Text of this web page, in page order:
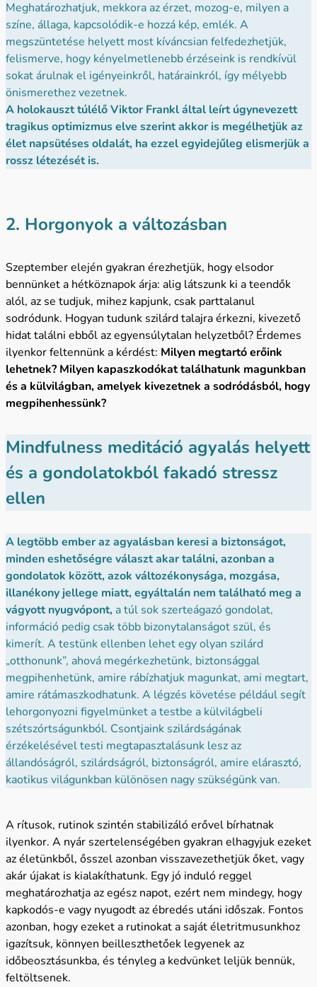
Meghatározhatjuk, mekkora az érzet, mozog-e, milyen a
színe, állaga, kapcsolódik-e hozzá kép, emlék. A
megszüntetése helyett most kíváncsian felfedezhetjük,
felismerve, hogy kényelmetlenebb érzéseink is rendkívül
sokat árulnak el igényeinkről, határainkról, így mélyebb
önismerethez vezetnek.
A holokauszt túlélő Viktor Frankl által leírt úgynevezett
tragikus optimizmus elve szerint akkor is megélhetjük az
élet napsütéses oldalát, ha ezzel egyidejűleg elismerjük a
rossz létezését is.
2. Horgonyok a változásban
Szeptember elején gyakran érezhetjük, hogy elsodor
bennünket a hétköznapok árja: alig látszunk ki a teendők
alól, az se tudjuk, mihez kapjunk, csak parttalanul
sodródunk. Hogyan tudunk szilárd talajra érkezni, kivezető
hidat találni ebből az egyensúlytalan helyzetből? Érdemes
ilyenkor feltennünk a kérdést: Milyen megtartó erőink
lehetnek? Milyen kapaszkodókat találhatunk magunkban
és a külvilágban, amelyek kivezetnek a sodródásból, hogy
megpihenhessünk?
Mindfulness meditáció agyalás helyett
és a gondolatokból fakadó stressz
ellen
A legtöbb ember az agyalásban keresi a biztonságot,
minden eshetőségre választ akar találni, azonban a
gondolatok között, azok változékonysága, mozgása,
illanékony jellege miatt, egyáltalán nem található meg a
vágyott nyugvópont, a túl sok szerteágazó gondolat,
információ pedig csak több bizonytalanságot szül, és
kimerít. A testünk ellenben lehet egy olyan szilárd
„otthonunk”, ahová megérkezhetünk, biztonsággal
megpihenhetünk, amire rábízhatjuk magunkat, ami megtart,
amire rátámaszkodhatunk. A légzés követése például segít
lehorgonyozni figyelmünket a testbe a külvilágbeli
szétszórtságunkból. Csontjaink szilárdságának
érzékelésével testi megtapasztalásunk lesz az
állandóságról, szilárdságról, biztonságról, amire elárasztó,
kaotikus világunkban különösen nagy szükségünk van.
A rítusok, rutinok szintén stabilizáló erővel bírhatnak
ilyenkor. A nyár szertelenségében gyakran elhagyjuk ezeket
az életünkből, ősszel azonban visszavezethetjük őket, vagy
akár újakat is kialakíthatunk. Egy jó induló reggel
meghatározhatja az egész napot, ezért nem mindegy, hogy
kapkodós-e vagy nyugodt az ébredés utáni időszak. Fontos
azonban, hogy ezeket a rutinokat a saját életritmusunkhoz
igazítsuk, könnyen beilleszthetőek legyenek az
időbeosztásunkba, és tényleg a kedvünket leljük bennük,
feltöltsenek.